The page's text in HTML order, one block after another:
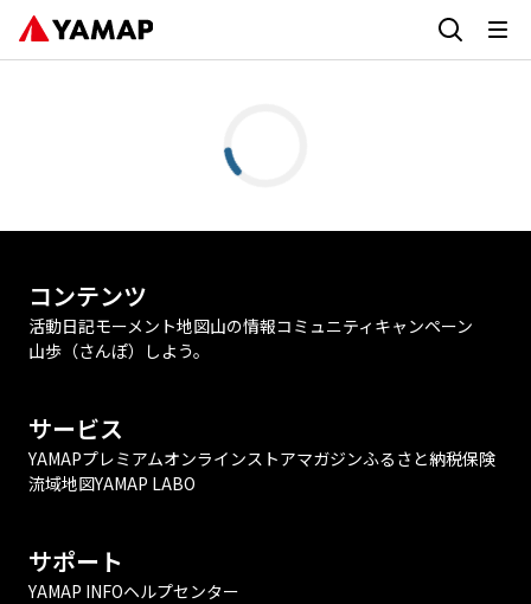
コンテンツ
活動日記モーメント地図山の情報コミュニティ キャンペーン
山歩（さんぽ）しよう。
サービス
YAMAPプレミアムオンラインストアマガジンふるさと納税保険
流域地図YAMAP LABO
サポート
YAMAP INFOヘルプセンター